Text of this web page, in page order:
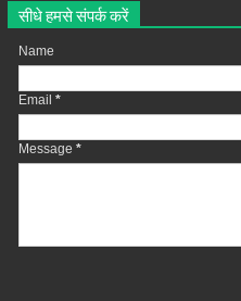
सीधे हमसे संपर्क करें
Name
Email *
Message *